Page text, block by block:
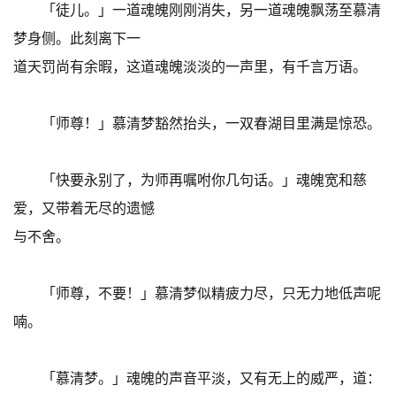
「徒儿。」一道魂魄刚刚消失，另一道魂魄飘荡至慕清
梦身侧。此刻离下一
道天罚尚有余暇，这道魂魄淡淡的一声里，有千言万语。
「师尊！」慕清梦豁然抬头，一双春湖目里满是惊恐。
「快要永别了，为师再嘱咐你几句话。」魂魄宽和慈
爱，又带着无尽的遗憾
与不舍。
「师尊，不要！」慕清梦似精疲力尽，只无力地低声呢
喃。
「慕清梦。」魂魄的声音平淡，又有无上的威严，道：